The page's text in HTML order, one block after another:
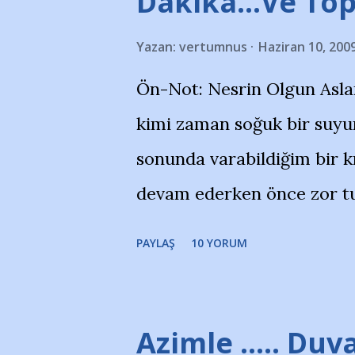
görmek istemediklerini bir
bildiriyordu.. Bu grup
''Açık ve net olarak
yanısıra, bu takımlara ait
Bursa Büyükşehir
merkezlerini de
Yazan: vertumnus Haziran 10,
Ön-Not: Nesrin Olgun
kimi zaman soğuk bir
sonunda varabildiğim bir
devam ederken önce zor
Temsilcisi Faruk Zapçı’nın
PAYLAŞ 10 YORUM
Azimle .....